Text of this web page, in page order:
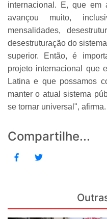
internacional. E, que em
avançou muito,
mensalidades,
desestruturação do
superior. Então, é
projeto internacional que
Latina e que possamos
manter o atual sistema
se tornar universal", afirma.
Compartilhe...